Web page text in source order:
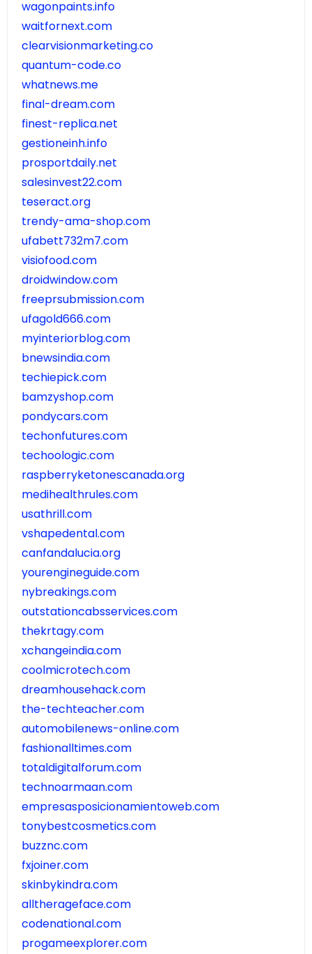
wagonpaints.info
waitfornext.com
clearvisionmarketing.co
quantum-code.co
whatnews.me
final-dream.com
finest-replica.net
gestioneinh.info
prosportdaily.net
salesinvest22.com
teseract.org
trendy-ama-shop.com
ufabett732m7.com
visiofood.com
droidwindow.com
freeprsubmission.com
ufagold666.com
myinteriorblog.com
bnewsindia.com
techiepick.com
bamzyshop.com
pondycars.com
techonfutures.com
techoologic.com
raspberryketonescanada.org
medihealthrules.com
usathrill.com
vshapedental.com
canfandalucia.org
yourengineguide.com
nybreakings.com
outstationcabsservices.com
thekrtagy.com
xchangeindia.com
coolmicrotech.com
dreamhousehack.com
the-techteacher.com
automobilenews-online.com
fashionalltimes.com
totaldigitalforum.com
technoarmaan.com
empresasposicionamientoweb.com
tonybestcosmetics.com
buzznc.com
fxjoiner.com
skinbykindra.com
alltherageface.com
codenational.com
progameexplorer.com